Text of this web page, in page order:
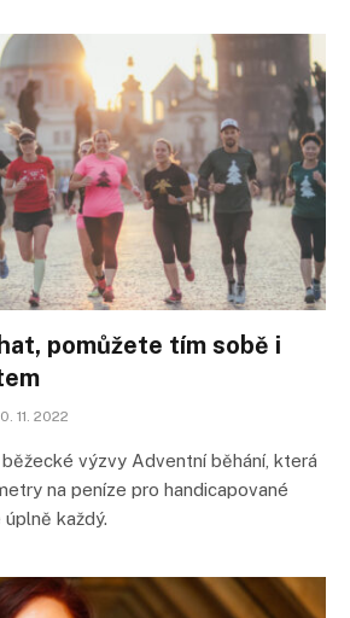
pomůžete tím sobě i
11. 2022
výzvy Adventní běhání, která
na peníze pro handicapované
každý.